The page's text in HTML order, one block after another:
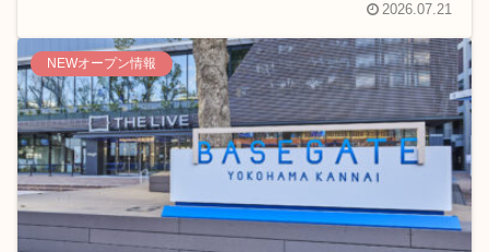
2026.07.21
NEWオープン情報